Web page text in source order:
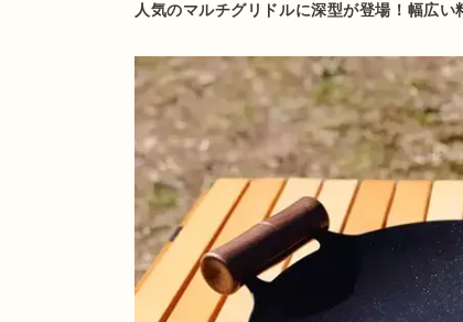
人気のマルチグリドルに深型が登場！幅広い